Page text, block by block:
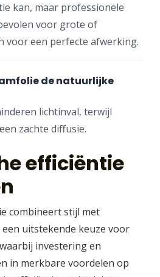
kan, maar professionele
voor grote of
voor een perfecte afwerking.
de natuurlijke
lichtinval, terwijl
zachte diffusie.
efficiëntie
combineert stijl met
uitstekende keuze voor
investering en
in merkbare voordelen op